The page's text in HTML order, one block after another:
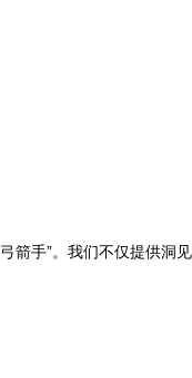
箭手”。我们不仅提供洞